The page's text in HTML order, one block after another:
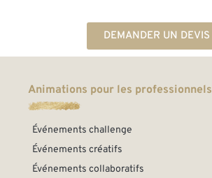
DEMANDER UN DEVIS
Animations pour les professionnels
Événements challenge
Événements créatifs
Événements collaboratifs